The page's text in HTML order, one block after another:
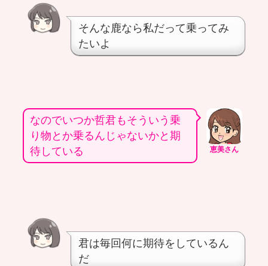
そんな鹿なら私だって乗ってみ
たいよ
恵美さん
なのでいつか哲君もそういう乗
り物とか乗るんじゃないかと期
待している
君は毎回何に期待をしているん
だ